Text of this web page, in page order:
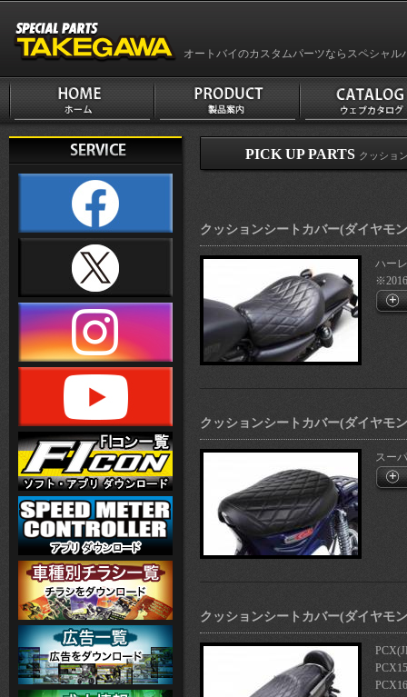
オートバイのカスタムパーツならスペシャル
PICK UP PARTS クッショ
クッションシートカバー(ダイヤモ
ハー
クッションシートカバー(ダイヤモ
スー
クッションシートカバー(ダイヤモ